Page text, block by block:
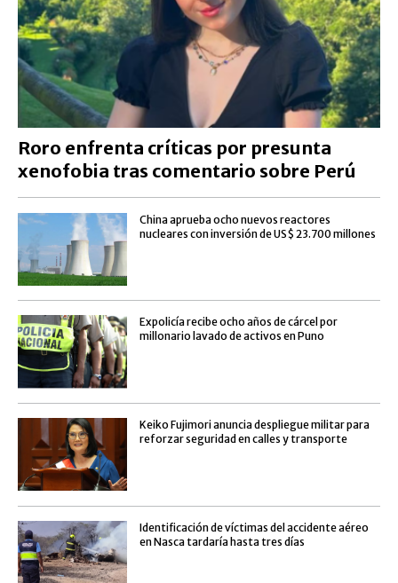
Roro enfrenta críticas por presunta
xenofobia tras comentario sobre Perú
China aprueba ocho nuevos reactores
nucleares con inversión de US$ 23.700 millones
Expolicía recibe ocho años de cárcel por
millonario lavado de activos en Puno
Keiko Fujimori anuncia despliegue militar para
reforzar seguridad en calles y transporte
Identificación de víctimas del accidente aéreo
en Nasca tardaría hasta tres días